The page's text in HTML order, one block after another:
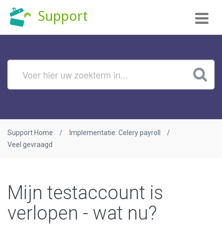
Support
Support Home
Implementatie: Celery payroll
Veel gevraagd
Mijn testaccount is
verlopen - wat nu?